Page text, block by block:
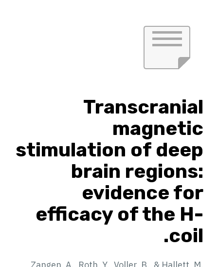
Transcranial
magnetic
stimulation of deep
brain regions:
evidence for
efficacy of the H-
coil.